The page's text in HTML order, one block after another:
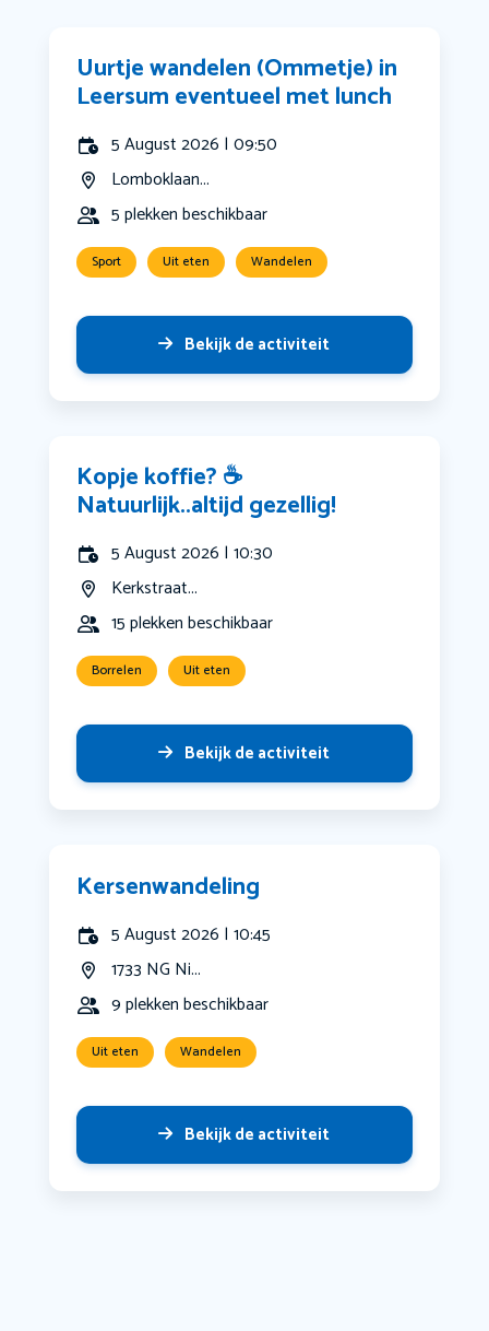
Uurtje wandelen (Ommetje) in
Leersum eventueel met lunch
5 August 2026 | 09:50
Lomboklaan...
5 plekken beschikbaar
Sport Uit eten Wandelen
Bekijk de activiteit
Kopje koffie? ☕️
Natuurlijk..altijd gezellig!
5 August 2026 | 10:30
Kerkstraat...
15 plekken beschikbaar
Borrelen Uit eten
Bekijk de activiteit
Kersenwandeling
5 August 2026 | 10:45
1733 NG Ni...
9 plekken beschikbaar
Uit eten Wandelen
Bekijk de activiteit